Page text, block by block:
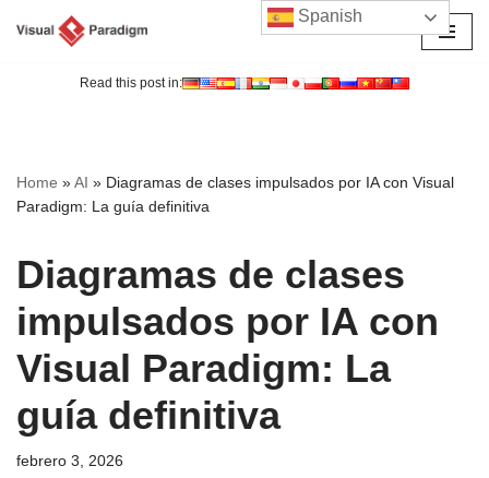
Read this post in:
Home »AI » Diagramas de clases impulsados por IA con Visual
Paradigm: La guía definitiva
Diagramas de clases
impulsados por IA con
Visual Paradigm: La
guía definitiva
febrero 3, 2026
Spanish